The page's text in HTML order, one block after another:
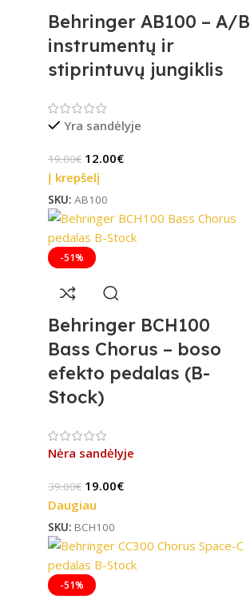
Behringer AB100 – A/B
instrumentų ir
stiprintuvų jungiklis
Yra sandėlyje
19.00€ 12.00€
Į krepšelį
SKU: AB100
-51%
Behringer BCH100
Bass Chorus – boso
efekto pedalas (B-
Stock)
Nėra sandėlyje
39.00€ 19.00€
Daugiau
SKU: BCH100
-51%